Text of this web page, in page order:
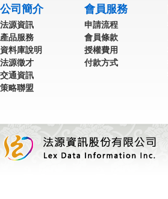
公司簡介
法源資訊
產品服務
資料庫說明
法源徵才
交通資訊
策略聯盟
會員服務
申請流程
會員條款
授權費用
付款方式